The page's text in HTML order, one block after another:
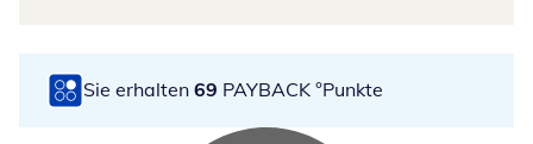
Sie erhalten 69 PAYBACK °Punkte